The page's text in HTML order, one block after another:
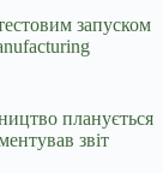
запуском
планується
звіт